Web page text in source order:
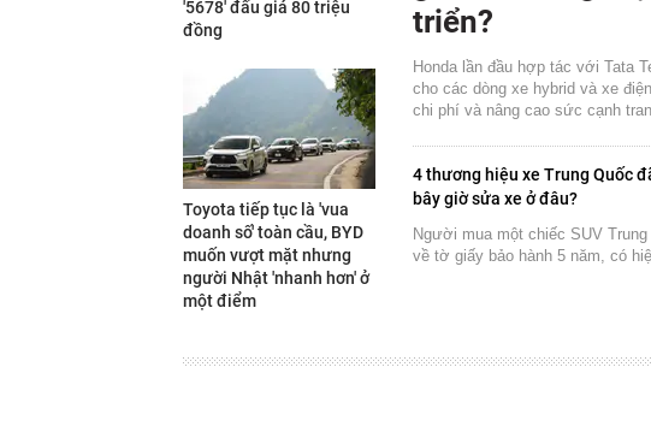
'5678' đấu giá 80 triệu
đồng
Toyota tiếp tục là 'vua
doanh số' toàn cầu, BYD
muốn vượt mặt nhưng
người Nhật 'nhanh hơn' ở
một điểm
triển?
Honda lần đầu hợp tác với Tata
cho các dòng xe hybrid và xe
chi phí và nâng cao sức cạnh
4 thương hiệu xe Trung Quốc
bây giờ sửa xe ở đâu?
Người mua một chiếc SUV
về tờ giấy bảo hành 5 năm, có